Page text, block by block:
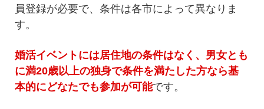
員登録が必要で、条件は各市によって異なりま
す。
婚活イベントには居住地の条件はなく、男女とも
に満20歳以上の独身で条件を満たした方なら基
本的にどなたでも参加が可能です。